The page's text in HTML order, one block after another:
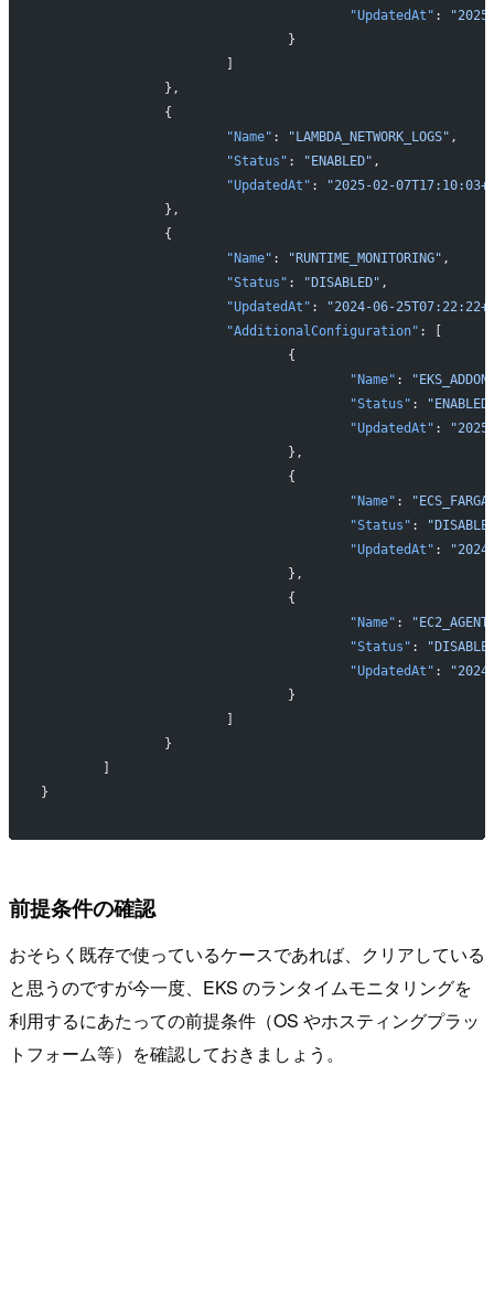
					"UpdatedAt"
:
				}
			]
		},
		{
			"Name"
: "LAMBDA_NETWORK_LOGS" ,
			"Status"
: "ENABLED" ,
			"UpdatedAt"
:
"2025-02-
		},
		{
			"Name"
: "RUNTIME_MONITORING" ,
			"Status"
: "DISABLED" ,
			"UpdatedAt"
:
"2024-06-
			"AdditionalConfiguration"
: [
				{
					"Name"
:
					"Status"
:
					"UpdatedAt"
:
				},
				{
					"Name"
:
					"Status"
:
					"UpdatedAt"
:
				},
				{
					"Name"
:
					"Status"
:
					"UpdatedAt"
:
				}
			]
		}
	]
}
前提条件の確認
おそらく既存で使っているケースであれば、クリアしている
と思うのですが今一度、EKS のランタイムモニタリングを
利用するにあたっての前提条件（OS やホスティングプラッ
トフォーム等）を確認しておきましょう。